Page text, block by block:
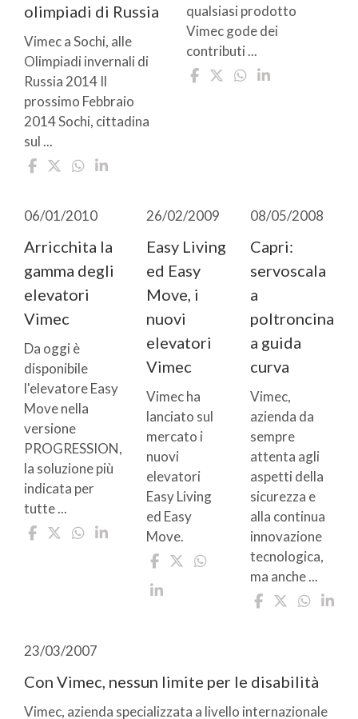
olimpiadi di Russia
Vimec a Sochi, alle
Olimpiadi invernali di
Russia 2014 Il
prossimo Febbraio
2014 Sochi, cittadina
sul ...
qualsiasi prodotto
Vimec gode dei
contributi ...
06/01/2010
Arricchita la
gamma degli
elevatori
Vimec
Da oggi è
disponibile
l'elevatore Easy
Move nella
versione
PROGRESSION,
la soluzione più
indicata per
tutte ...
26/02/2009
Easy Living
ed Easy
Move, i
nuovi
elevatori
Vimec
Vimec ha
lanciato sul
mercato i
nuovi
elevatori
Easy Living
ed Easy
Move.
08/05/2008
Capri:
servoscala
a
poltroncina
a guida
curva
Vimec,
azienda da
sempre
attenta agli
aspetti della
sicurezza e
alla continua
innovazione
tecnologica,
ma anche ...
23/03/2007
Con Vimec, nessun limite per le disabilità
Vimec, azienda specializzata a livello internazionale